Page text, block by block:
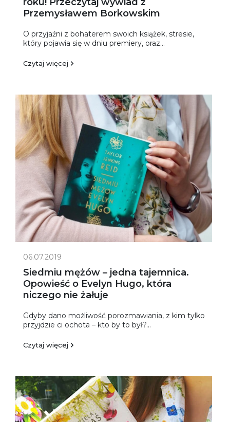
Przemysławem Borkowskim
O przyjaźni z bohaterem swoich książek, stresie,
który pojawia się w dniu premiery, oraz...
Czytaj więcej
06.07.2019
Siedmiu mężów – jedna tajemnica.
Opowieść o Evelyn Hugo, która
niczego nie żałuje
Gdyby dano możliwość porozmawiania, z kim tylko
przyjdzie ci ochota – kto by to był?...
Czytaj więcej